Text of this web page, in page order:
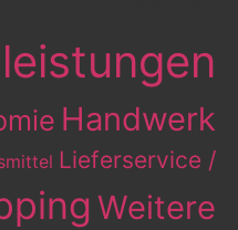
Handwerk
Lieferservice /
Weitere